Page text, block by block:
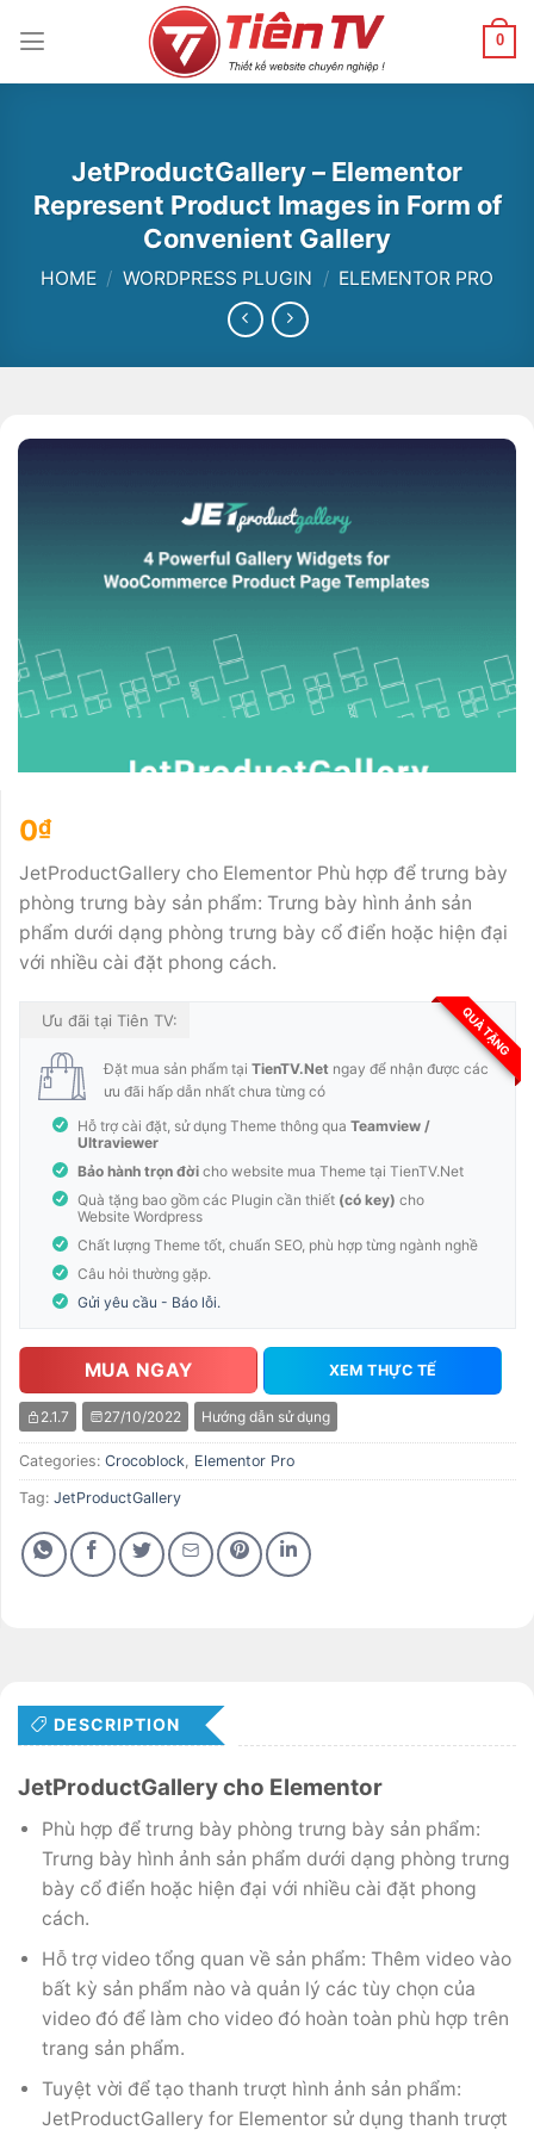
đến
0
JetProductGallery – Elementor
Represent Product Images in Form of
Convenient Gallery
HOME / WORDPRESS PLUGIN / ELEMENTOR PRO
0₫
JetProductGallery cho Elementor Phù hợp để trưng bày
phòng trưng bày sản phẩm: Trưng bày hình ảnh sản
phẩm dưới dạng phòng trưng bày cổ điển hoặc hiện đại
với nhiều cài đặt phong cách.
QUÀ TẶNG
Ưu đãi tại Tiên TV:
Đặt mua sản phẩm tại TienTV.Net ngay để nhận được các
ưu đãi hấp dẫn nhất chưa từng có
Hỗ trợ cài đặt, sử dụng Theme thông qua Teamview /
Ultraviewer
Bảo hành trọn đời cho website mua Theme tại TienTV.Net
Quà tặng bao gồm các Plugin cần thiết (có key) cho
Website Wordpress
Chất lượng Theme tốt, chuẩn SEO, phù hợp từng ngành nghề
Câu hỏi thường gặp.
Gửi yêu cầu - Báo lỗi.
MUA NGAY XEM THỰC TẾ
2.1.7 27/10/2022 Hướng dẫn sử dụng
Categories: Crocoblock, Elementor Pro
Tag: JetProductGallery
DESCRIPTION
JetProductGallery cho Elementor
Phù hợp để trưng bày phòng trưng bày sản phẩm:
Trưng bày hình ảnh sản phẩm dưới dạng phòng trưng
bày cổ điển hoặc hiện đại với nhiều cài đặt phong
cách.
Hỗ trợ video tổng quan về sản phẩm: Thêm video vào
bất kỳ sản phẩm nào và quản lý các tùy chọn của
video đó để làm cho video đó hoàn toàn phù hợp trên
trang sản phẩm.
Tuyệt vời để tạo thanh trượt hình ảnh sản phẩm:
JetProductGallery for Elementor sử dụng thanh trượt